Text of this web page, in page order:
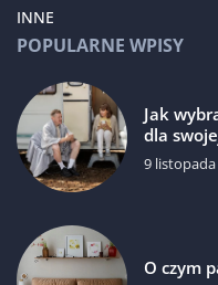
INNE
POPULARNE WPISY
Jak
dla
9 listopada
O czym